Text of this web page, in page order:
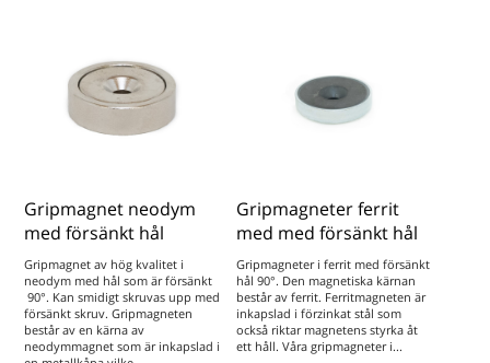
Gripmagnet neodym
med försänkt hål
Gripmagnet av hög kvalitet i
neodym med hål som är försänkt
90°. Kan smidigt skruvas upp med
försänkt skruv. Gripmagneten
består av en kärna av
neodymmagnet som är inkapslad i
Gripmagneter ferrit
med med försänkt hål
Gripmagneter i ferrit med försänkt
hål 90°. Den magnetiska kärnan
består av ferrit. Ferritmagneten är
inkapslad i förzinkat stål som
också riktar magnetens styrka åt
ett håll. Våra gripmagneter i...